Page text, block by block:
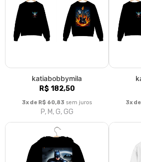
katiabobbymila
R$ 182,50
3x de R$ 60,83 sem juros
P, M, G, GG
3x